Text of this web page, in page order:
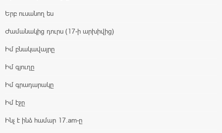
Երբ ուսանող ես
Ժամանակից դուրս (17-ի արխիվից)
Իմ բնակավայրը
Իմ գյուղը
Իմ գրադարակը
Իմ էջը
Ինչ է ինձ համար 17.am-ը